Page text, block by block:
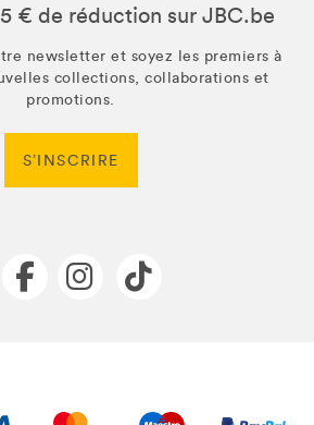
€ de réduction sur JBC.be
newsletter et soyez les premiers à
collections, collaborations et
promotions.
S’INSCRIRE